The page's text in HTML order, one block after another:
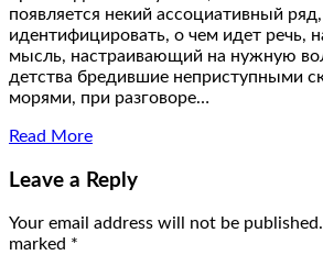
появляется некий ассоциативный
идентифицировать, о чем идет речь,
мысль, настраивающий на нужную
детства бредившие неприступными
морями, при разговоре…
Read More
Leave a Reply
Your email address will not be published.
marked *